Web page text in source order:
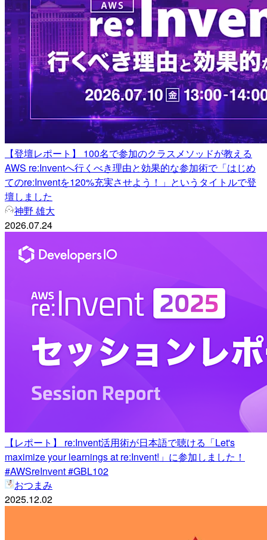
【登壇レポート】 100名で参加のクラスメソッドが教える
AWS re:Inventへ行くべき理由と効果的な参加術で「はじめ
てのre:Inventを120%充実させよう！」というタイトルで登
壇しました
神野 雄大
2026.07.24
【レポート】 re:Invent活用術が日本語で聴ける「Let's
maximize your learnings at re:Invent!」に参加しました！
#AWSreInvent #GBL102
おつまみ
2025.12.02